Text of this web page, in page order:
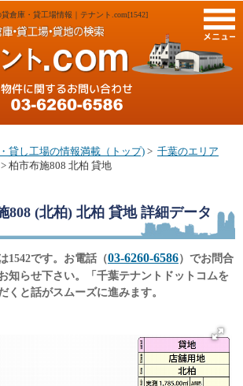
倉庫・貸工場情報｜テナント.com[1542]
貸し工場の情報満載（トップ) > 千葉のエリア
> 柏市布施808 北柏 貸地
808 (北柏) 北柏 貸地詳細データ
1542です。お電話（03-6260-6586）でお問合
知らせ下さい。「千葉テナントドットコムを
くと話がスムーズに進みます。